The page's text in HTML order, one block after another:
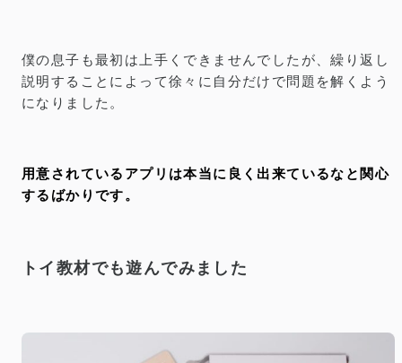
僕の息子も最初は上手くできませんでしたが、繰り返し
説明することによって徐々に自分だけで問題を解くよう
になりました。
用意されているアプリは本当に良く出来ているなと関心
するばかりです。
トイ教材でも遊んでみました